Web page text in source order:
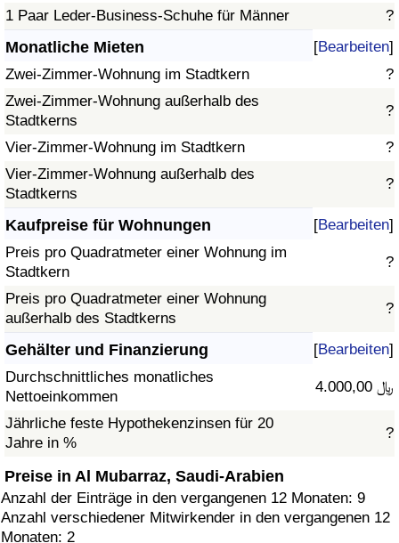
1 Paar Leder-Business-Schuhe für Männer ?
Monatliche Mieten [Bearbeiten]
Zwei-Zimmer-Wohnung im Stadtkern
?
Zwei-Zimmer-Wohnung außerhalb des
Stadtkerns
?
Vier-Zimmer-Wohnung im Stadtkern
?
Vier-Zimmer-Wohnung außerhalb des
Stadtkerns
?
Kaufpreise für Wohnungen [Bearbeiten]
Preis pro Quadratmeter einer Wohnung im
Stadtkern
?
Preis pro Quadratmeter einer Wohnung
außerhalb des Stadtkerns
?
Gehälter und Finanzierung [Bearbeiten]
Durchschnittliches monatliches
Nettoeinkommen
4.000,00 ﷼
Jährliche feste Hypothekenzinsen für 20
Jahre in %
?
Preise in Al Mubarraz, Saudi-Arabien
Anzahl der Einträge in den vergangenen 12 Monaten: 9
Anzahl verschiedener Mitwirkender in den vergangenen 12
Monaten: 2